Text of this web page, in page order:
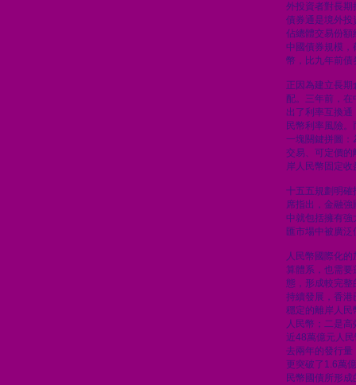
外投資者對長期
債券通是境外投
佔總體交易份額
中國債券規模
幣，比九年前債
正因為建立長
配。三年前，
出了利率互換
民幣利率風險
一塊關鍵拼圖：
交易、可定價的
岸人民幣固定
十五五規劃明確
席指出，金融
中就包括擁有強
匯市場中被廣
人民幣國際化
算體系，也需要
態，形成較完整
持續發展，香港
穩定的離岸人
人民幣；二是
近48萬億元人
去兩年的發行
更突破了1.6萬
民幣國債所形